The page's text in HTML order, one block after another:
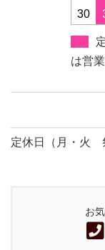
30
は営業
定休日（月・火
お